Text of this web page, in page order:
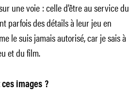
une voie : celle d’être au service du
parfois des détails à leur jeu en
le suis jamais autorisé, car je sais à
et du film.
images ?